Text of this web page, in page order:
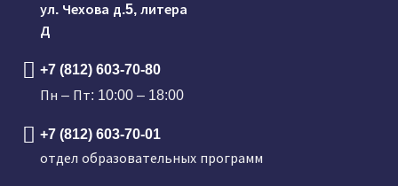
ул. Чехова д.5, литера
Д
+7 (812) 603-70-80
Пн – Пт: 10:00 – 18:00
+7 (812) 603-70-01
отдел образовательных программ